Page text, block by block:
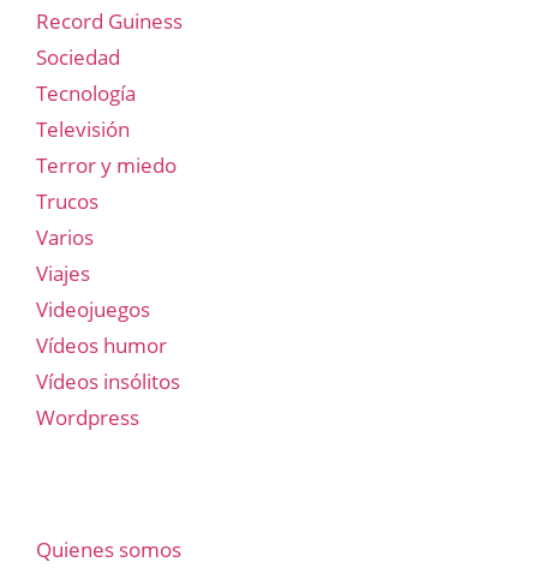
Record Guiness
Sociedad
Tecnología
Televisión
Terror y miedo
Trucos
Varios
Viajes
Videojuegos
Vídeos humor
Vídeos insólitos
Wordpress
Quienes somos